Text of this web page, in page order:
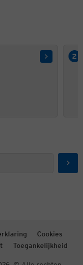
Cookies
Toegankelijkheid